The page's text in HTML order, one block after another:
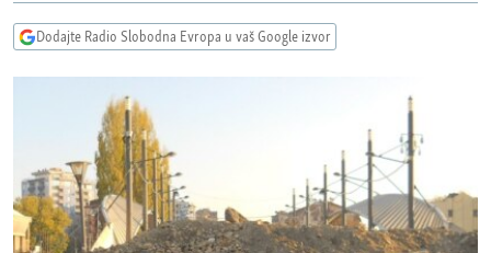
pretragu
FOTOGALERIJE
PODCASTI
RAT U UKRAJINI
RSE PRIČE IZ SVIJETA
ISPRIČAJ MI
DNEVNO@RSE
SPECIJALI RSE
Dodajte Radio Slobodna Evropa u vaš Google izvor